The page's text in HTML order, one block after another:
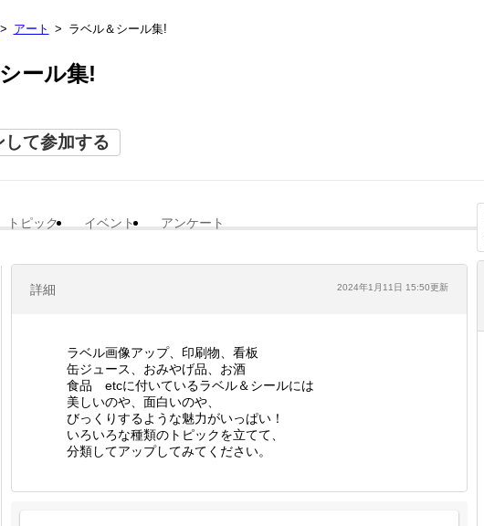
アート ラベル＆シール集!
ール集!
して参加する
トピック イベント アンケート
詳細 2024年1月11日 15:50更新
ラベル画像アップ、印刷物、看板
缶ジュース、おみやげ品、お酒
食品 etcに付いているラベル＆シールには
美しいのや、面白いのや、
びっくりするような魅力がいっぱい！
いろいろな種類のトピックを立てて、
分類してアップしてみてください。